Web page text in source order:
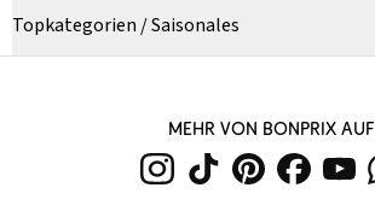
Topkategorien / Saisonales
MEHR VON BONPRIX AUF